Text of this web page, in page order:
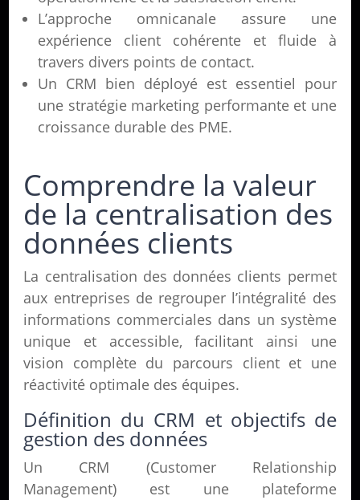
L’approche omnicanale assure une
expérience client cohérente et fluide à
travers divers points de contact.
Un CRM bien déployé est essentiel pour
une stratégie marketing performante et une
croissance durable des PME.
Comprendre la valeur
de la centralisation des
données clients
La centralisation des données clients permet
aux entreprises de regrouper l’intégralité des
informations commerciales dans un système
unique et accessible, facilitant ainsi une
vision complète du parcours client et une
réactivité optimale des équipes.
Définition du CRM et objectifs de
gestion des données
Un CRM (Customer Relationship
Management) est une plateforme